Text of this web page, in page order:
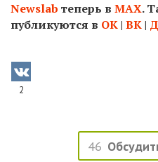
Newslab теперь в МАХ.
публикуются в ОК| ВК|
2
46